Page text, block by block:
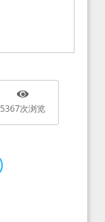
5367次浏览